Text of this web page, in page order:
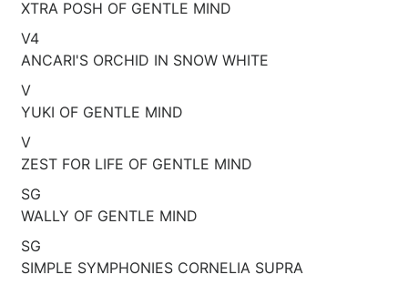
XTRA POSH OF GENTLE MIND
V4
ANCARI'S ORCHID IN SNOW WHITE
V
YUKI OF GENTLE MIND
V
ZEST FOR LIFE OF GENTLE MIND
SG
WALLY OF GENTLE MIND
SG
SIMPLE SYMPHONIES CORNELIA SUPRA